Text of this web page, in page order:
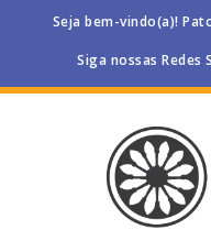
Seja bem-vindo(a)!
Siga nossas Redes